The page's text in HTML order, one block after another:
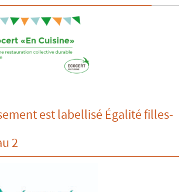
est labellisé Égalité filles-
2